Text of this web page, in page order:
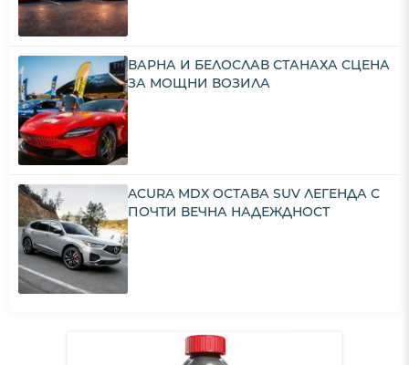
ВАРНА И БЕЛОСЛАВ СТАНАХА СЦЕНА
ЗА МОЩНИ ВОЗИЛА
ACURA MDX ОСТАВА SUV ЛЕГЕНДА С
ПОЧТИ ВЕЧНА НАДЕЖДНОСТ